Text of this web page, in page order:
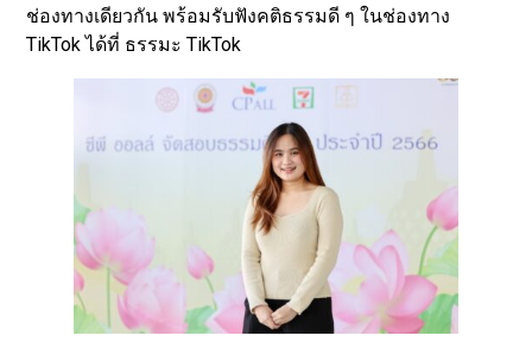
ช่องทางเดียวกัน พร้อมรับฟังคติธรรมดี ๆ ในช่องทาง
TikTok ได้ที่ ธรรมะ TikTok